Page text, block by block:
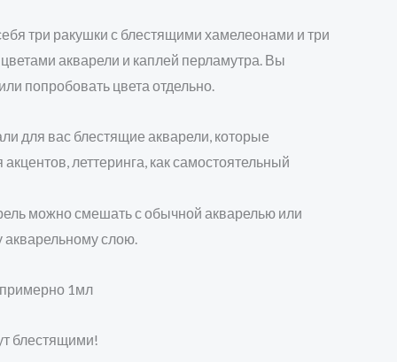
три ракушки с блестящими хамелеонами и три
акварели и каплей перламутра. Вы
попробовать цвета отдельно.
для вас блестящие акварели, которые
леттеринга, как самостоятельный
можно смешать с обычной акварелью или
слою.
1мл
блестящими!